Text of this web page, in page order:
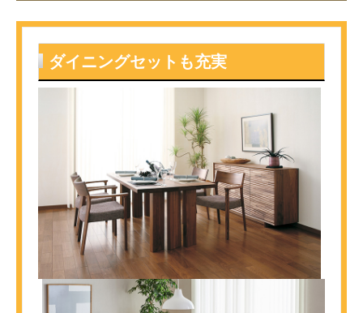
ダイニングセットも充実